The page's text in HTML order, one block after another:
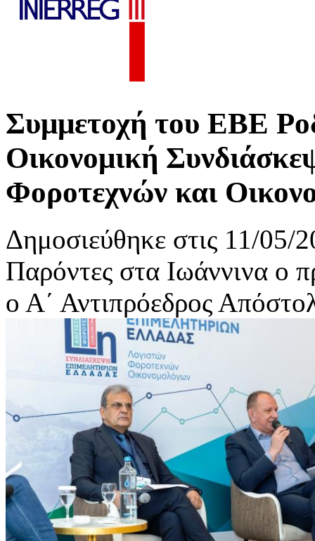
Συμμετοχή του ΕΒΕ
Οικονομική
Φοροτεχνών και
Δημοσιεύθηκε στις 11/05/
Παρόντες στα Ιωάννινα ο
ο Α΄ Αντιπρόεδρος